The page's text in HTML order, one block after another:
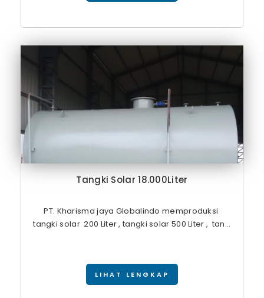
Tangki Solar 18.000Liter
PT. Kharisma jaya Globalindo memproduksi
tangki solar 200 Liter , tangki solar 500 Liter , tan...
LIHAT LENGKAP